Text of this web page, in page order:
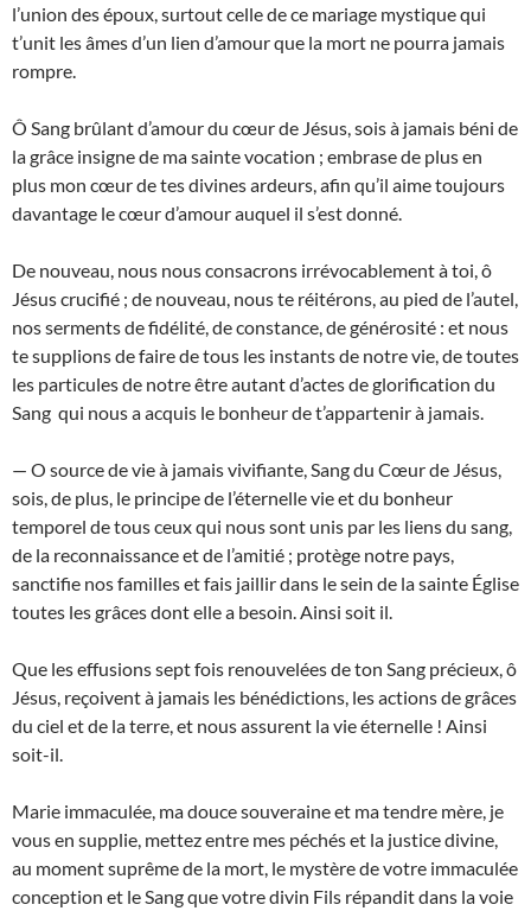
l’union des époux, surtout celle de ce mariage mystique qui
t’unit les âmes d’un lien d’amour que la mort ne pourra jamais
rompre.
Ô Sang brûlant d’amour du cœur de Jésus, sois à jamais béni de
la grâce insigne de ma sainte vocation ; embrase de plus en
plus mon cœur de tes divines ardeurs, afin qu’il aime toujours
davantage le cœur d’amour auquel il s’est donné.
De nouveau, nous nous consacrons irrévocablement à toi, ô
Jésus crucifié ; de nouveau, nous te réitérons, au pied de l’autel,
nos serments de fidélité, de constance, de générosité : et nous
te supplions de faire de tous les instants de notre vie, de toutes
les particules de notre être autant d’actes de glorification du
Sang qui nous a acquis le bonheur de t’appartenir à jamais.
— O source de vie à jamais vivifiante, Sang du Cœur de Jésus,
sois, de plus, le principe de l’éternelle vie et du bonheur
temporel de tous ceux qui nous sont unis par les liens du sang,
de la reconnaissance et de l’amitié ; protège notre pays,
sanctifie nos familles et fais jaillir dans le sein de la sainte Église
toutes les grâces dont elle a besoin. Ainsi soit il.
Que les effusions sept fois renouvelées de ton Sang précieux, ô
Jésus, reçoivent à jamais les bénédictions, les actions de grâces
du ciel et de la terre, et nous assurent la vie éternelle ! Ainsi
soit-il.
Marie immaculée, ma douce souveraine et ma tendre mère, je
vous en supplie, mettez entre mes péchés et la justice divine,
au moment suprême de la mort, le mystère de votre immaculée
conception et le Sang que votre divin Fils répandit dans la voie